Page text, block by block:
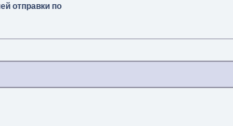
отправки по